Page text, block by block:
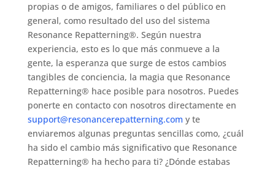
propias o de amigos, familiares o del público en
general, como resultado del uso del sistema
Resonance Repatterning®. Según nuestra
experiencia, esto es lo que más conmueve a la
gente, la esperanza que surge de estos cambios
tangibles de conciencia, la magia que Resonance
Repatterning® hace posible para nosotros. Puedes
ponerte en contacto con nosotros directamente en
support@resonancerepatterning.com y te
enviaremos algunas preguntas sencillas como, ¿cuál
ha sido el cambio más significativo que Resonance
Repatterning® ha hecho para ti? ¿Dónde estabas